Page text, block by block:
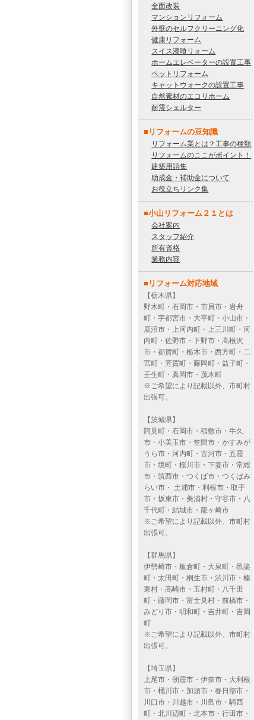
全面改装
マンションリフォーム
外壁のセルフクリーニング化
健康リフォーム
スイス漆喰リォーム
ホームエレベーターの設置工事
ペットリフォーム
キャットウォークの設置工事
自然素材のエコリホーム
耐震シェルター
■リフォームの豆知識
リフォーム業とは？工事の種類
リフォームのここがポイント！
建築用語集
助成金・補助金について
お役立ちリンク集
■小山リフォーム２１とは
会社案内
スタッフ紹介
所有資格
業務内容
■リフォーム対応地域
【栃木県】
野木町・石岡市・市貝市・岩舟
町・宇都宮市・大平町・小山市・
鹿沼市・上河内町・上三川町・河
内町・佐野市・下野市・高根沢
市・都賀町・栃木市・西方町・二
宮町・芳賀町・藤岡町・益子町・
壬生町・真岡市・茂木町
※ご希望により記載以外、市町村
出張可。
【茨城県】
阿見町・石岡市・稲敷市・牛久
市・小美玉市・笠間市・かすみが
うら市・河内町・古河市・五霞
市・境町・桜川市・下妻市・常総
市・筑西市・つくば市・つくばみ
らい市・ 土浦市・利根市・取手
市・坂東市・美浦村・守谷市・八
千代町・結城市・龍ヶ崎市
※ご希望により記載以外、市町村
出張可。
【群馬県】
伊勢崎市・板倉町・大泉町・邑楽
町・太田町・桐生市・渋川市・榛
東村・高崎市・玉村町・八千田
町・藤岡市・富士見村・前橋市・
みどり市・明和町・吉井町・吉岡
町
※ご希望により記載以外、市町村
出張可。
【埼玉県】
上尾市・朝霞市・伊奈市・大利根
市・桶川市・加須市・春日部市・
川口市・川越市・川島市・騎西
町・北川辺町・北本市・行田市・